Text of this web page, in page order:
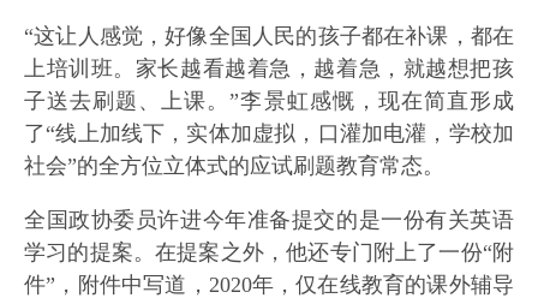
“这让人感觉，好像全国人民的孩子都在补课，都在
上培训班。家长越看越着急，越着急，就越想把孩
子送去刷题、上课。”李景虹感慨，现在简直形成
了“线上加线下，实体加虚拟，口灌加电灌，学校加
社会”的全方位立体式的应试刷题教育常态。
全国政协委员许进今年准备提交的是一份有关英语
学习的提案。在提案之外，他还专门附上了一份“附
件”，附件中写道，2020年，仅在线教育的课外辅导